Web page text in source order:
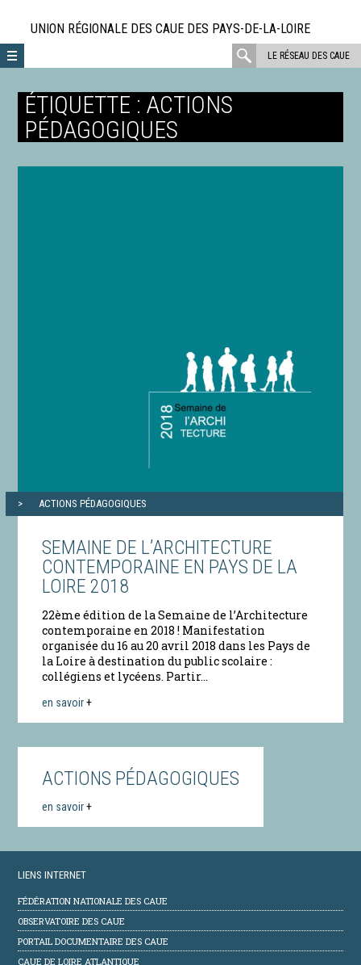
directement
au
contenu
UNION RÉGIONALE DES CAUE DES PAYS-DE-LA-LOIRE
LE RÉSEAU DES CAUE
rechercher
:
ÉTIQUETTE :ACTIONS
PÉDAGOGIQUES
ACTIONS PÉDAGOGIQUES
SEMAINE DE L’ARCHITECTURE
CONTEMPORAINE EN PAYS DE LA
LOIRE 2018
22ème édition de la Semaine de l’Architecture
contemporaine en 2018 ! Manifestation
organisée du 16 au 20 avril 2018 dans les Pays de
la Loire à destination du public scolaire :
collégiens et lycéens. Partir...
en savoir+
ACTIONS PÉDAGOGIQUES
en savoir+
LIENS INTERNET
FÉDÉRATION NATIONALE DES CAUE
OBSERVATOIRE DES CAUE
PORTAIL DOCUMENTAIRE DES CAUE
CAUE DE LOIRE ATLANTIQUE